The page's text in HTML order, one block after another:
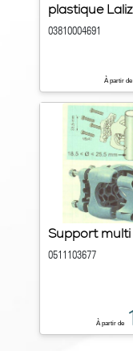
plastique
03810004691
À partir de
Support
0511103677
À partir de